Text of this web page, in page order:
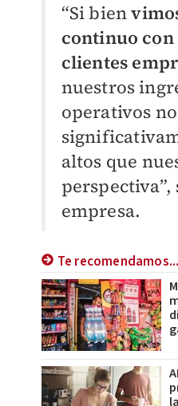
“Si bien
continuo con
clientes
nuestros
operativos
altos que
empresa.
Te recomendamos...